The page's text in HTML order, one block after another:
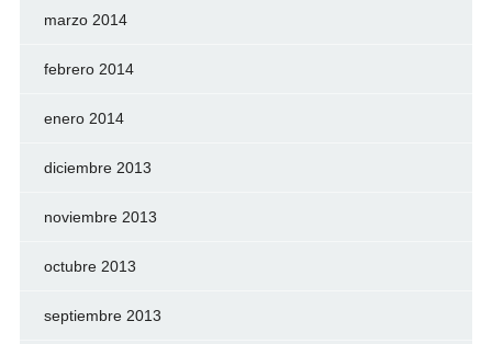
marzo 2014
febrero 2014
enero 2014
diciembre 2013
noviembre 2013
octubre 2013
septiembre 2013